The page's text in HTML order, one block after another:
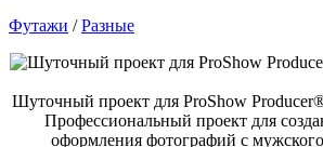
Футажи /Разные
Шуточный проект для ProShow
Профессиональный проект для
оформления фотографий с